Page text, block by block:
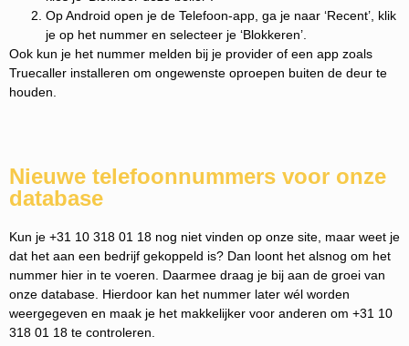
Op Android open je de Telefoon-app, ga je naar ‘Recent’, klik
je op het nummer en selecteer je ‘Blokkeren’.
Ook kun je het nummer melden bij je provider of een app zoals
Truecaller installeren om ongewenste oproepen buiten de deur te
houden.
Nieuwe telefoonnummers voor onze
database
Kun je +31 10 318 01 18 nog niet vinden op onze site, maar weet je
dat het aan een bedrijf gekoppeld is? Dan loont het alsnog om het
nummer hier in te voeren. Daarmee draag je bij aan de groei van
onze database. Hierdoor kan het nummer later wél worden
weergegeven en maak je het makkelijker voor anderen om +31 10
318 01 18 te controleren.